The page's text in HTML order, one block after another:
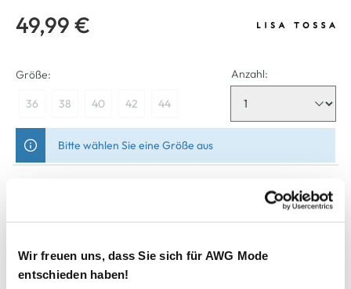
Wir freuen uns, dass Sie sich für AWG Mode
entschieden haben!
49,99 €
Größe:
36 38 40 42 44
Anzahl:
Bitte wählen Sie eine Größe aus
Nicht mehr für den Versand verfügbar